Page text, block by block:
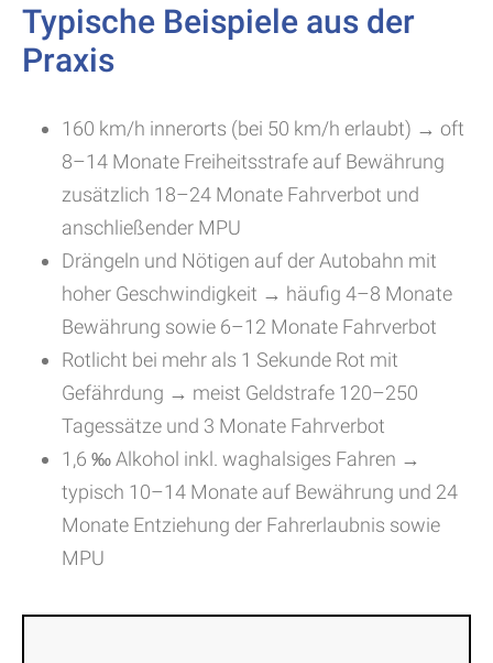
Typische Beispiele aus der
Praxis
160 km/h innerorts (bei 50 km/h erlaubt) → oft
8–14 Monate Freiheitsstrafe auf Bewährung
zusätzlich 18–24 Monate Fahrverbot und
anschließender MPU
Drängeln und Nötigen auf der Autobahn mit
hoher Geschwindigkeit → häufig 4–8 Monate
Bewährung sowie 6–12 Monate Fahrverbot
Rotlicht bei mehr als 1 Sekunde Rot mit
Gefährdung → meist Geldstrafe 120–250
Tagessätze und 3 Monate Fahrverbot
1,6 ‰ Alkohol inkl. waghalsiges Fahren →
typisch 10–14 Monate auf Bewährung und 24
Monate Entziehung der Fahrerlaubnis sowie
MPU